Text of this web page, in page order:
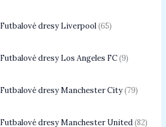
Futbalové dresy Liverpool 65
Futbalové dresy Los Angeles FC 9
Futbalové dresy Manchester City 79
Futbalové dresy Manchester United 82